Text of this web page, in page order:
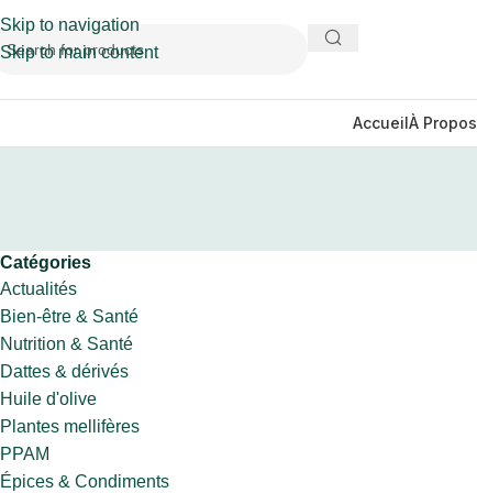
Skip to navigation
Skip to main content
AccueilÀ Propos
Catégories
Actualités
Bien-être & Santé
Nutrition & Santé
Dattes & dérivés
Huile d'olive
Plantes mellifères
PPAM
Épices & Condiments